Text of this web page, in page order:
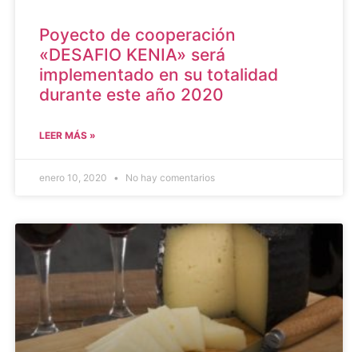
Poyecto de cooperación
«DESAFIO KENIA» será
implementado en su totalidad
durante este año 2020
LEER MÁS »
enero 10, 2020 No hay comentarios